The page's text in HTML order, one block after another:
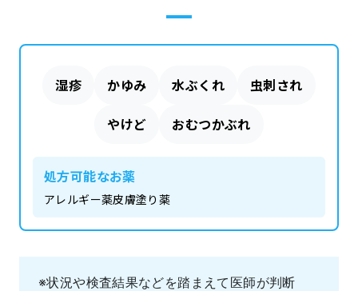
湿疹 かゆみ 水ぶくれ 虫刺され
やけど おむつかぶれ
処方可能なお薬
アレルギー薬皮膚塗り薬
※状況や検査結果などを踏まえて医師が判断